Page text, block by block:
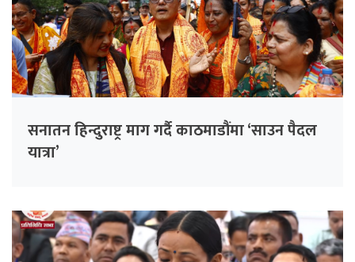
सनातन हिन्दुराष्ट्र माग गर्दै काठमाडौंमा ‘साउन पैदल
यात्रा’